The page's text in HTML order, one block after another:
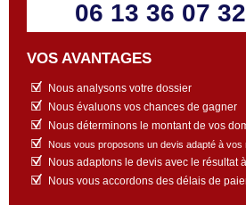
06 13 36 07 32
VOS AVANTAGES
Nous analysons votre dossier
Nous évaluons vos chances de gagner
Nous déterminons le montant de vos
Nous vous proposons un devis adapté à vos
Nous adaptons le devis avec le résultat
Nous vous accordons des délais de